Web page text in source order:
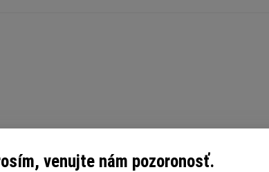
venujte nám pozoronosť.